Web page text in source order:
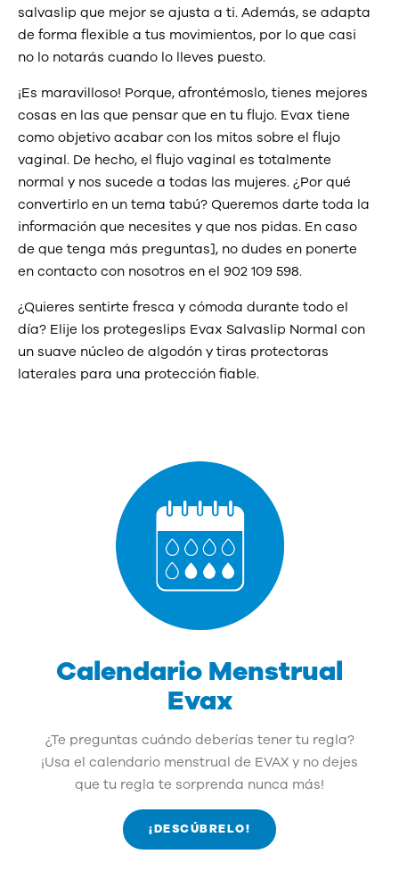
salvaslip que mejor se ajusta a ti. Además, se adapta
de forma flexible a tus movimientos, por lo que casi
no lo notarás cuando lo lleves puesto.
¡Es maravilloso! Porque, afrontémoslo, tienes mejores
cosas en las que pensar que en tu flujo. Evax tiene
como objetivo acabar con los mitos sobre el flujo
vaginal. De hecho, el flujo vaginal es totalmente
normal y nos sucede a todas las mujeres. ¿Por qué
convertirlo en un tema tabú? Queremos darte toda la
información que necesites y que nos pidas. En caso
de que tenga más preguntas], no dudes en ponerte
en contacto con nosotros en el 902 109 598.
¿Quieres sentirte fresca y cómoda durante todo el
día? Elije los protegeslips Evax Salvaslip Normal con
un suave núcleo de algodón y tiras protectoras
laterales para una protección fiable.
Calendario Menstrual
Evax
¿Te preguntas cuándo deberías tener tu regla?
¡Usa el calendario menstrual de EVAX y no dejes
que tu regla te sorprenda nunca más!
¡DESCÚBRELO!